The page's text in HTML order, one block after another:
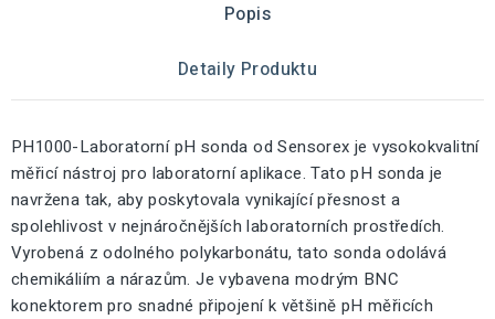
Popis
Detaily Produktu
PH1000-Laboratorní pH sonda od Sensorex je vysokokvalitní
měřicí nástroj pro laboratorní aplikace. Tato pH sonda je
navržena tak, aby poskytovala vynikající přesnost a
spolehlivost v nejnáročnějších laboratorních prostředích.
Vyrobená z odolného polykarbonátu, tato sonda odolává
chemikáliím a nárazům. Je vybavena modrým BNC
konektorem pro snadné připojení k většině pH měřicích